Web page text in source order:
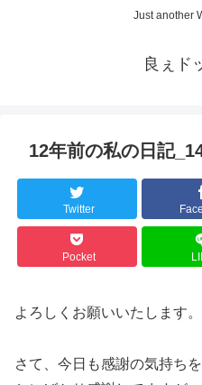
Just another
良ぇド
12年前の私の日記
Twitter
Pocket
よろしくお願いいたします。
さて、今日も感謝の気持ち